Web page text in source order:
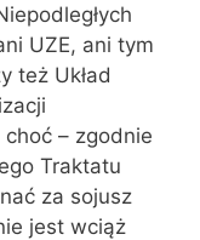
UZE, ani tym
też Układ
– zgodnie
Traktatu
za sojusz
jest wciąż